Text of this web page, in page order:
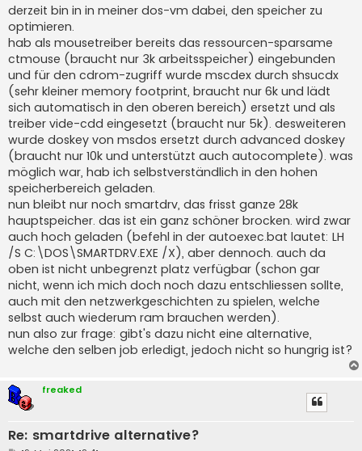
i
t
r
a
g
derzeit bin in in meiner dos-vm dabei, den speicher zu
optimieren.
hab als mousetreiber bereits das ressourcen-sparsame
ctmouse (braucht nur 3k arbeitsspeicher) eingebunden
und für den cdrom-zugriff wurde mscdex durch shsucdx
(sehr kleiner memory footprint, braucht nur 6k und lädt
sich automatisch in den oberen bereich) ersetzt und als
treiber vide-cdd eingesetzt (braucht nur 5k). desweiteren
wurde doskey von msdos ersetzt durch advanced doskey
(braucht nur 10k und unterstützt auch autocomplete). was
möglich war, hab ich selbstverständlich in den hohen
speicherbereich geladen.
nun bleibt nur noch smartdrv, das frisst ganze 28k
hauptspeicher. das ist ein ganz schöner brocken. wird zwar
auch hoch geladen (befehl in der autoexec.bat lautet: LH
/S C:\DOS\SMARTDRV.EXE /X), aber dennoch. auch da
oben ist nicht unbegrenzt platz verfügbar (schon gar
nicht, wenn ich mich doch noch dazu entschliessen sollte,
auch mit den netzwerkgeschichten zu spielen, welche
selbst auch wiederum ram brauchen werden).
nun also zur frage: gibt's dazu nicht eine alternative,
welche den selben job erledigt, jedoch nicht so hungrig ist?
freaked
Re: smartdrive alternative?